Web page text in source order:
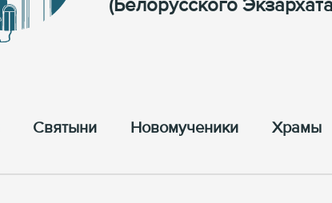
(Белорусского
Cвятыни Новомученики Храмы